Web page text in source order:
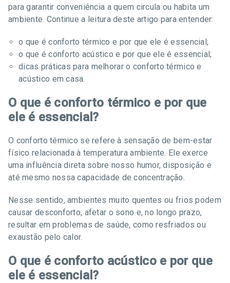
para garantir conveniência a quem circula ou habita um
ambiente. Continue a leitura deste artigo para entender:
o que é conforto térmico e por que ele é essencial;
o que é conforto acústico e por que ele é essencial;
dicas práticas para melhorar o conforto térmico e
acústico em casa.
O que é conforto térmico e por que
ele é essencial?
O conforto térmico se refere à sensação de bem-estar
físico relacionada à temperatura ambiente. Ele exerce
uma influência direta sobre nosso humor, disposição e
até mesmo nossa capacidade de concentração.
Nesse sentido, ambientes muito quentes ou frios podem
causar desconforto, afetar o sono e, no longo prazo,
resultar em problemas de saúde, como resfriados ou
exaustão pelo calor.
O que é conforto acústico e por que
ele é essencial?